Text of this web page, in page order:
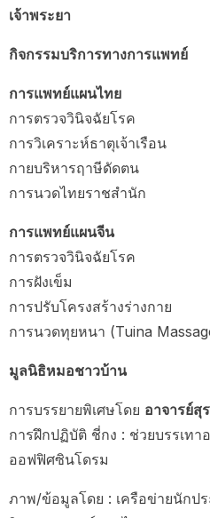
เจ้าพระยา
กิจกรรมบริการทางการแพทย์
การแพทย์แผนไทย
การตรวจวินิจฉัยโรค
การวิเคราะห์ธาตุเจ้าเรือน
กายบริหารฤาษีดัดตน
การนวดไทยราชสำนัก
การแพทย์แผนจีน
การตรวจวินิจฉัยโรค
การฝังเข็ม
การปรับโครงสร้างร่างกาย
การนวดทุยหนา (Tuina
มูลนิธิหมอชาวบ้าน
การบรรยายพิเศษโดย อาจารย์สุ
การฝึกปฏิบัติ ชี่กง : ช่วยบรรเทา
ออฟฟิศซินโดรม
ภาพ/ข้อมูลโดย : เครือข่ายนักป